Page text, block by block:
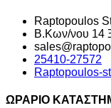
Raptopoulos
Β.Κων/νου 14
25410-27572
Raptopoulos-
ΩΡΑΡΙΟ